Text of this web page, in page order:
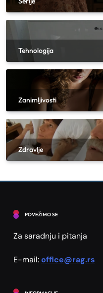
kroz
Saveti
1
Kako
Saveti
vodič
Saveti
3
stana
Saveti
lep
5 Saveti
Saveti
Tehnologija
Zanimljivosti
Zdravlje
POVEŽIMO SE
Za saradnju i pitanja
E-mail:office@rag.rs